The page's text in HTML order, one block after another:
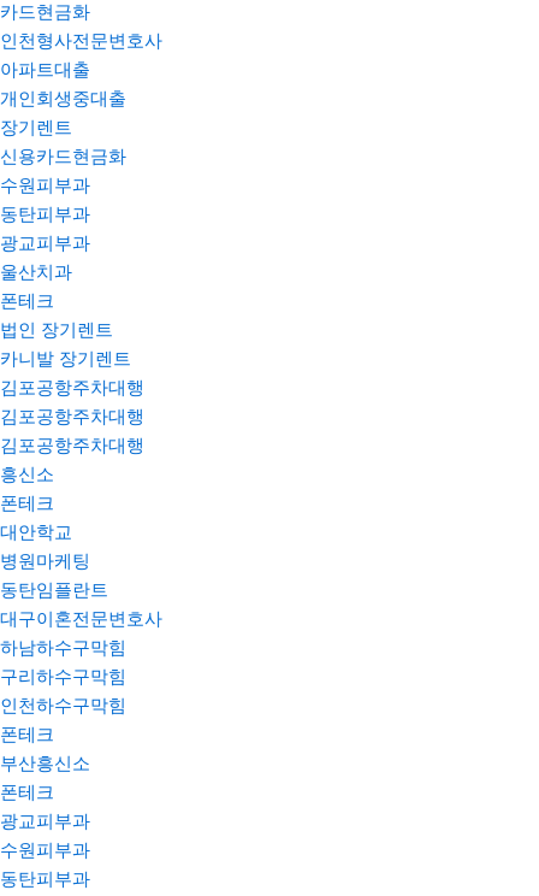
카드현금화
인천형사전문변호사
아파트대출
개인회생중대출
장기렌트
신용카드현금화
수원피부과
동탄피부과
광교피부과
울산치과
폰테크
법인 장기렌트
카니발 장기렌트
김포공항주차대행
김포공항주차대행
김포공항주차대행
흥신소
폰테크
대안학교
병원마케팅
동탄임플란트
대구이혼전문변호사
하남하수구막힘
구리하수구막힘
인천하수구막힘
폰테크
부산흥신소
폰테크
광교피부과
수원피부과
동탄피부과